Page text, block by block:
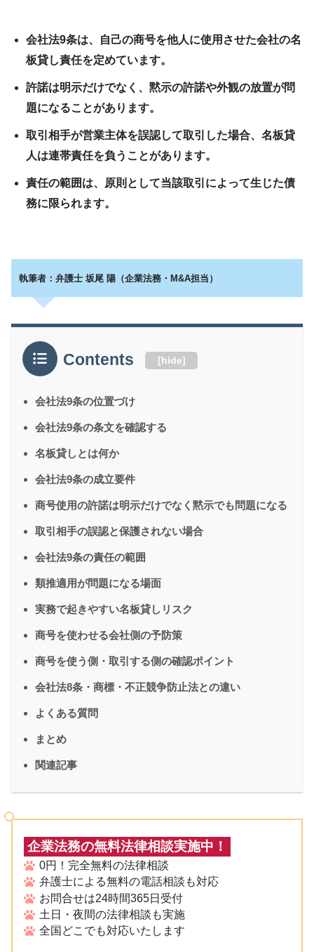
会社法9条は、自己の商号を他人に使用させた会社の名
板貸し責任を定めています。
許諾は明示だけでなく、黙示の許諾や外観の放置が問
題になることがあります。
取引相手が営業主体を誤認して取引した場合、名板貸
人は連帯責任を負うことがあります。
責任の範囲は、原則として当該取引によって生じた債
務に限られます。
執筆者：弁護士 坂尾 陽（企業法務・M&A担当）
Contents [hide]
会社法9条の位置づけ
会社法9条の条文を確認する
名板貸しとは何か
会社法9条の成立要件
商号使用の許諾は明示だけでなく黙示でも問題になる
取引相手の誤認と保護されない場合
会社法9条の責任の範囲
類推適用が問題になる場面
実務で起きやすい名板貸しリスク
商号を使わせる会社側の予防策
商号を使う側・取引する側の確認ポイント
会社法8条・商標・不正競争防止法との違い
よくある質問
まとめ
関連記事
企業法務の無料法律相談実施中！
0円！完全無料の法律相談
弁護士による無料の電話相談も対応
お問合せは24時間365日受付
土日・夜間の法律相談も実施
全国どこでも対応いたします